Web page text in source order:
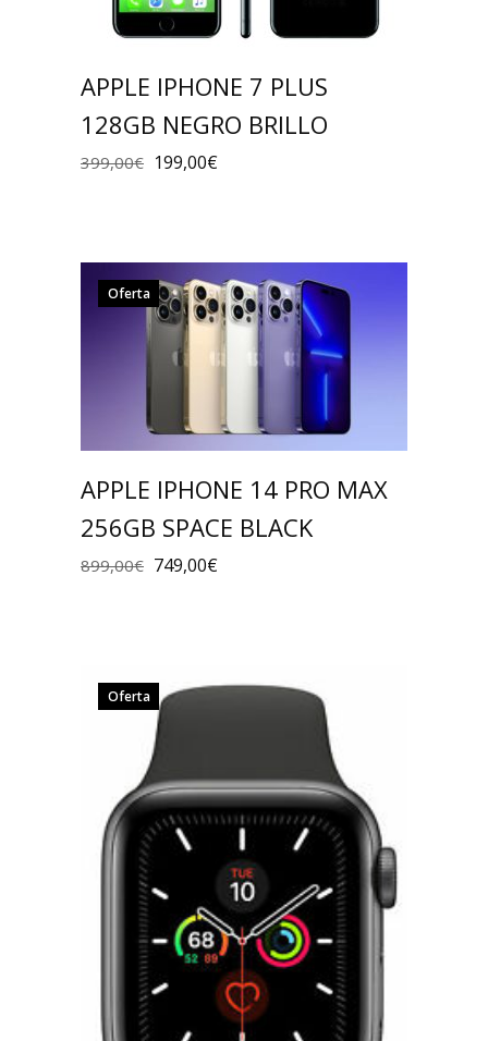
APPLE IPHONE 7 PLUS
128GB NEGRO BRILLO
399,00€ 199,00€
Oferta
APPLE IPHONE 14 PRO MAX
256GB SPACE BLACK
899,00€ 749,00€
Oferta